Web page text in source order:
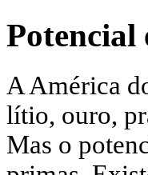
Potencial
A América
lítio, ouro,
Mas o